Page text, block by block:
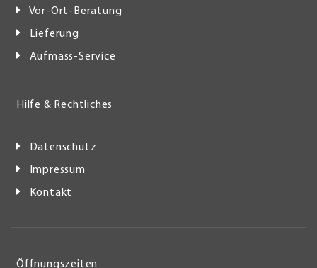
Vor-Ort-Beratung
Lieferung
Aufmass-Service
Hilfe & Rechtliches
Datenschutz
Impressum
Kontakt
Öffnungszeiten